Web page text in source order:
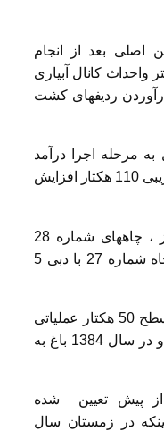
اصلی بعد از انجام
واحداث کانال آبیاری
ردیفهای کشت
اول به مرحله اجرا درآمد
ودرمدت 3 تا 6سال این سطح به تقریبی 110 هکتار افزایش
منبع آبی تامین کننده آب مورد نیاز ، چاههای شماره 28
بادبی لحظه ای 25 لیتر در ثانیه وچاه شماره 27 با دبی 5
ارقام استفاده شده جهت پیوند در سطح 50 هکتار عملیاتی
شده ارقام اوحدی ، کله قوچی بود و در سال 1384 باغ به
از پیش تعیین شده
در زمستان سال